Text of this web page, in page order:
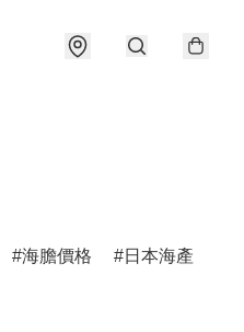
海膽價格 日本海產